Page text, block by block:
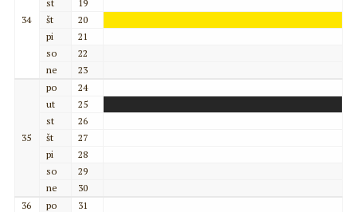
34
st
19
št
20
pi
21
so
22
ne
23
35
po
24
ut
25
st
26
št
27
pi
28
so
29
ne
30
36
po 31